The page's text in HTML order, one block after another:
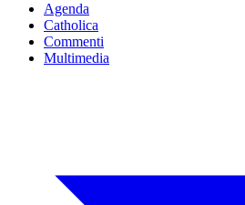
Agenda
Catholica
Commenti
Multimedia